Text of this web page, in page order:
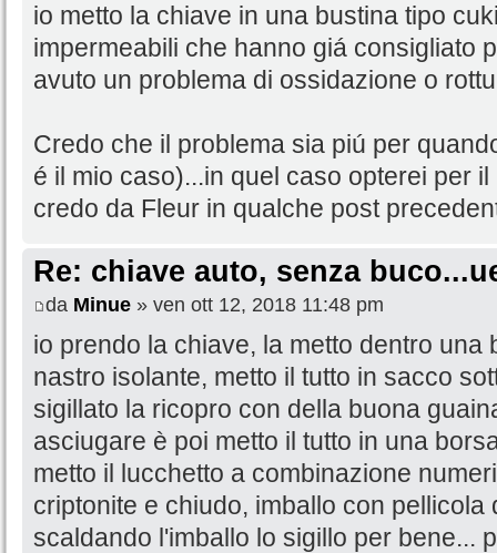
io metto la chiave in una bustina tipo
impermeabili che hanno giá consigliato
avuto un problema di ossidazione o
Credo che il problema sia piú per
é il mio caso)...in quel caso opterei per
credo da Fleur in qualche post
Re: chiave auto, senza
da Minue » ven ott 12, 2018 11:48 pm
io prendo la chiave, la metto dentro una
nastro isolante, metto il tutto in sacco
sigillato la ricopro con della buona
asciugare è poi metto il tutto in una
metto il lucchetto a combinazione
criptonite e chiudo, imballo con pellicola
scaldando l'imballo lo sigillo per bene...